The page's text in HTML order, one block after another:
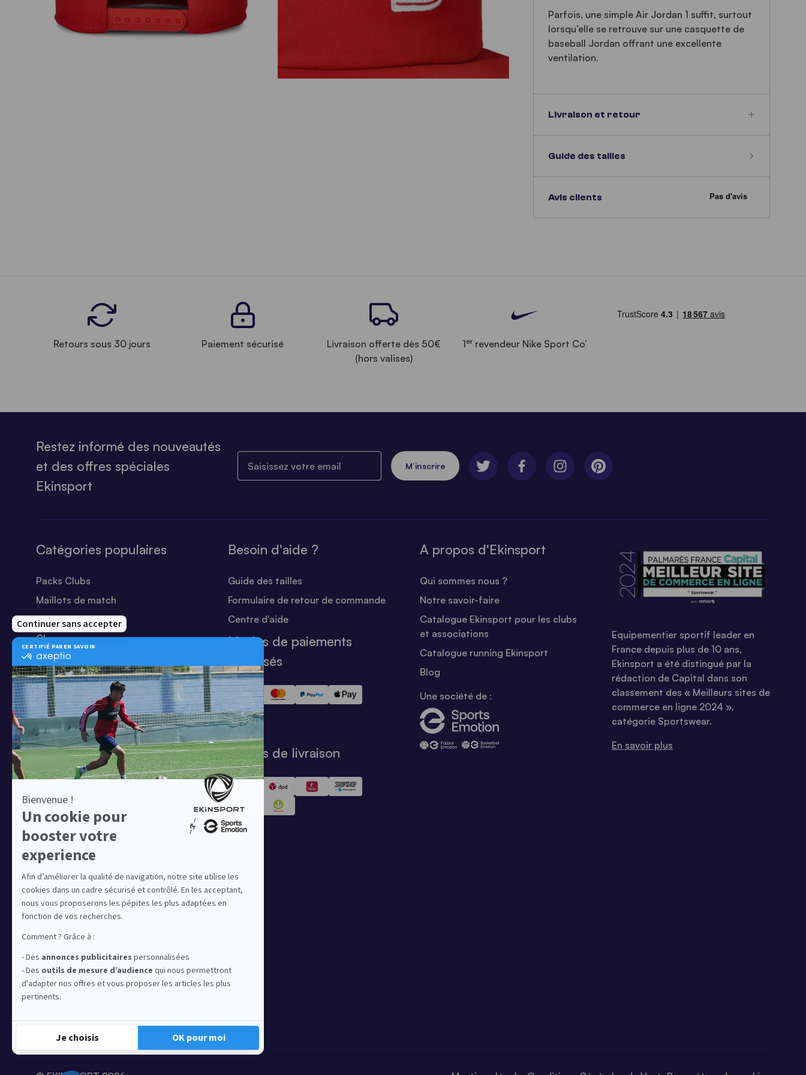
Parfois, une simple Air Jordan 1 suffit, surtout
lorsqu’elle se retrouve sur une casquette de
baseball Jordan offrant une excellente
ventilation.
Livraison et retour
Guide des tailles
Avis clients
Retours sous 30 jours Paiement sécurisé
Livraison offerte dès 50€
(hors valises)
1errevendeur Nike Sport Co’
Restez informé des nouveautés
et des offres spéciales
Ekinsport
M’inscrire
Catégories populaires
Packs Clubs
Maillots de match
Equipements Clubs
Chaussures
Shorts
Football
Chaussettes
T-shirts
Tenues de match
Offres clubs
Ensembles sport & lifestyle à prix
réduit
Collection Nike Park 26
Collection Nike Academy 25
Nike Kitbuilder | Tenues 100%
personnalisées pour les clubs
Notre offre dédiée au sport
amateur
Equipez votre club de football
Equipez votre club de basket
Equipez votre club de running
Equipez votre club de handball
Equipez votre club de tennis
Besoin d'aide ?
Guide des tailles
Formulaire de retour de commande
Centre d'aide
Modes de paiements
sécurisés
Modes de livraison
A propos d'Ekinsport
Qui sommes nous ?
Notre savoir-faire
Catalogue Ekinsport pour les clubs
et associations
Catalogue running Ekinsport
Blog
Une société de :
Equipementier sportif leader en
France depuis plus de 10 ans,
Ekinsport a été distingué par la
rédaction de Capital dans son
classement des « Meilleurs sites de
commerce en ligne 2024 »,
catégorie Sportswear.
En savoir plus